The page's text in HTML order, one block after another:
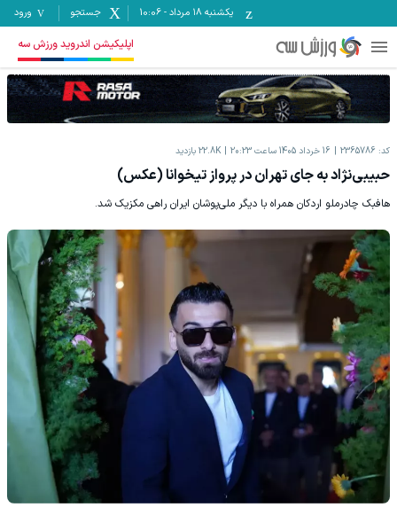
یکشنبه ۱۸ مرداد -
10:06 جستجو ورود
اپلیکیشن اندروید ورزش سه
کد: 2365786 16 خرداد 1405 ساعت 20:23 22.8K بازدید
حبیبی‌نژاد به جای تهران در پرواز تیخوانا (عکس)
هافبک چادرملو اردکان همراه با دیگر ملی‌پوشان ایران راهی مکزیک شد.